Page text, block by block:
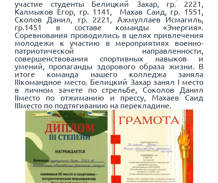
участие студенты Белицкий Захар, гр. 2221,
Калмыков Егор, гр. 1141, Махав Саид, гр. 1551,
Сколов Данил, гр. 2221, Ажмуллаев Исмагиль,
гр.1451 в составе команды «Энергия».
Соревнования проводились в целях привлечения
молодежи к участию в мероприятиях военно-
патриотической направленности,
совершенствования спортивных навыков и
умений, пропаганды здорового образа жизни. В
итоге команда нашего колледжа заняла
IIIкомандное место. Белицкий Захар занял I место
в личном зачете по стрельбе, Соколов Данил
IIместо по отжиманию и прессу, Махаев Саид
IIIместо по подтягиванию на перекладине.